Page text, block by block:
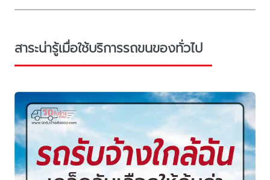
สาระน่ารู้เมื่อใช้บริการรถขนของทั่วไป